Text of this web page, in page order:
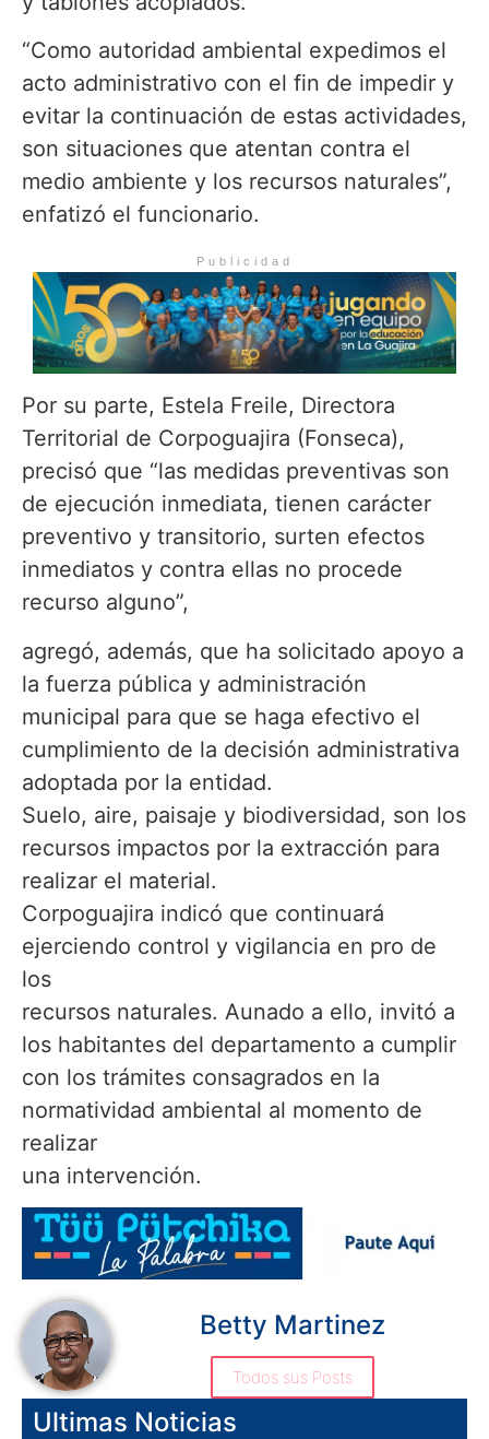
“Como autoridad ambiental expedimos el
acto administrativo con el fin de impedir y
evitar la continuación de estas actividades,
son situaciones que atentan contra el
medio ambiente y los recursos naturales”,
enfatizó el funcionario.
Publicidad
Por su parte, Estela Freile, Directora
Territorial de Corpoguajira (Fonseca),
precisó que “las medidas preventivas son
de ejecución inmediata, tienen carácter
preventivo y transitorio, surten efectos
inmediatos y contra ellas no procede
recurso alguno”,
agregó, además, que ha solicitado apoyo a
la fuerza pública y administración
municipal para que se haga efectivo el
cumplimiento de la decisión administrativa
adoptada por la entidad.
Suelo, aire, paisaje y biodiversidad, son los
recursos impactos por la extracción para
realizar el material.
Corpoguajira indicó que continuará
ejerciendo control y vigilancia en pro de
los
recursos naturales. Aunado a ello, invitó a
los habitantes del departamento a cumplir
con los trámites consagrados en la
normatividad ambiental al momento de
realizar
una intervención.
Betty Martinez
Todos sus Posts
Ultimas Noticias